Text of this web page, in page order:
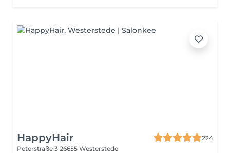
HappyHair
224
Peterstraße 3 26655 Westerstede